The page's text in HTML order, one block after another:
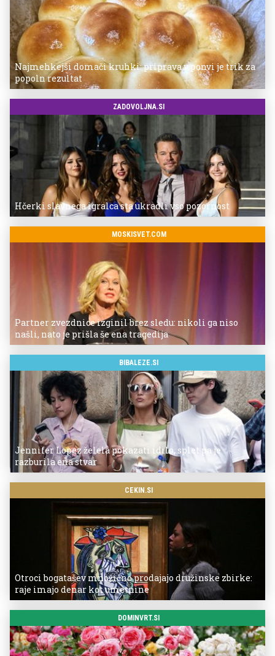
Najmehkejši domači kruhki: priprava v ponvi je trik za
popoln rezultat
ZADOVOLJNA.SI
Hčerki slavnega igralca sta ukradli vso pozornost
MOSKISVET.COM
Partner zvezdnice izginil brez sledu: nikoli ga niso
našli, nato je prišla še ena tragedija
BIBALEZE.SI
Jennifer Lopez želela pokazati idilo, splet pa je
razburila ena stvar
CEKIN.SI
Otroci bogatašev množično prodajajo družinske zbirke:
raje imajo denar kot umetnine
DOMINVRT.SI